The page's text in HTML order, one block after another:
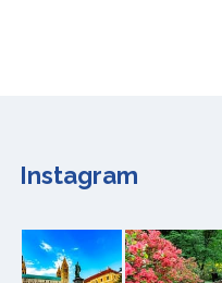
Instagram